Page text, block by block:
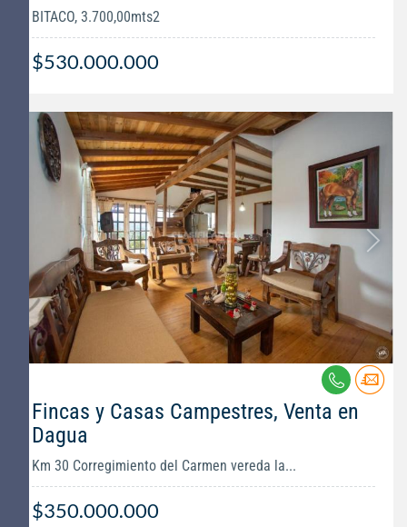
BITACO, 3.700,00mts2
$530.000.000
Fincas y Casas Campestres, Venta en
Dagua
Km 30 Corregimiento del Carmen vereda la...
$350.000.000